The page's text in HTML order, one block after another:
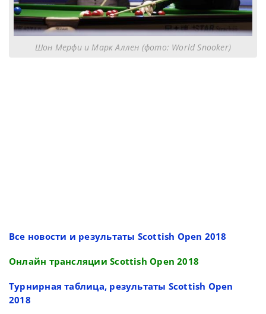
Шон Мерфи и Марк Аллен (фото: World Snooker)
Все новости и результаты Scottish Open 2018
Онлайн трансляции Scottish Open 2018
Турнирная таблица, результаты Scottish Open
2018